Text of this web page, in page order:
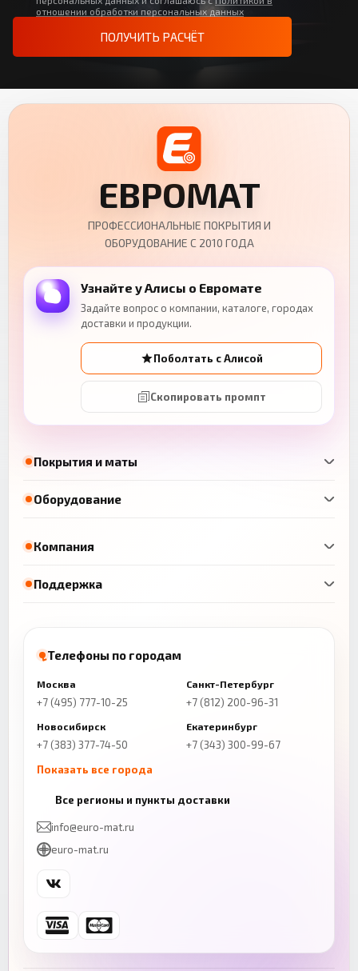
отношении обработки персональных данных
ПОЛУЧИТЬ РАСЧЁТ
Покрытия и маты
Оборудование
ЕВРОМАТ
ПРОФЕССИОНАЛЬНЫЕ ПОКРЫТИЯ И
ОБОРУДОВАНИЕ С 2010 ГОДА
Узнайте у Алисы о Евромате
Задайте вопрос о компании, каталоге, городах
доставки и продукции.
Поболтать с Алисой
Скопировать промпт
Компания
Поддержка
Телефоны по городам
Москва
+7 (495) 777-10-25
Санкт-Петербург
+7 (812) 200-96-31
Новосибирск
+7 (383) 377-74-50
Екатеринбург
+7 (343) 300-99-67
Показать все города
+7 (843) 206-01-30
Челябинск
+7 (343) 300-99-67
Ростов-на-Дону
+7 (863) 333-50-75
Все регионы и пункты доставки
info@euro-mat.ru
euro-mat.ru